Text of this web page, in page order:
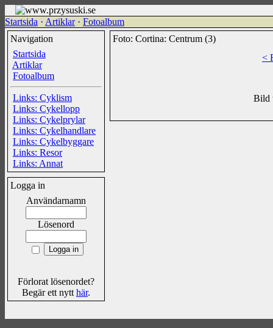
Startsida · Artiklar· Fotoalbum
Navigation
Startsida
Artiklar
Fotoalbum
Links: Cyklism
Links: Cykellopp
Links: Cykelprylar
Links: Cykelhandlare
Links: Cykelbyggare
Links: Resor
Links: Annat
Logga in
Användarnamn
Lösenord
Förlorat lösenordet?
Begär ett nytt här.
Foto: Cortina: Centrum (3)
<
Bild